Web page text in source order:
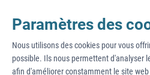
Cliquez ici pour revenir à la
prochaine
Paramètres des
Nous utilisons des cookies pour vous
possible. Ils nous permettent d'analyser
afin d'améliorer constamment le site web